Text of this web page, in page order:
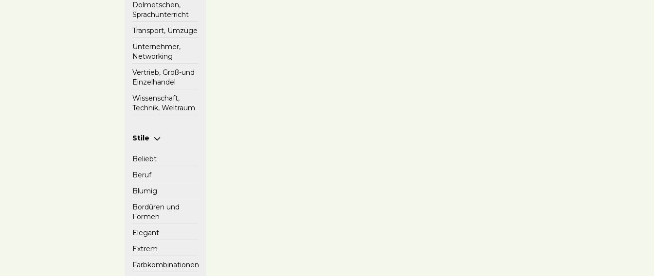
Dolmetschen,
Sprachunterricht
Transport, Umzüge
Unternehmer,
Networking
Vertrieb, Groß-und
Einzelhandel
Wissenschaft,
Technik, Weltraum
Stile
Beliebt
Beruf
Blumig
Bordüren und
Formen
Elegant
Extrem
Farbkombinationen